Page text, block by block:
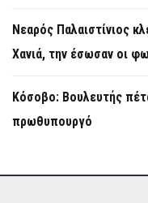
Νεαρός Παλαιστίνιος
Χανιά, την έσωσαν οι
Κόσοβο: Βουλευτής
πρωθυπουργό